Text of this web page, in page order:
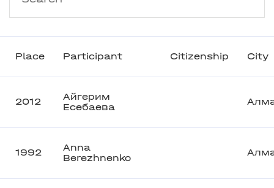
Place Participant Citizenship City
2012
Айгерим
Есебаева
1992
Anna
Berezhnenko